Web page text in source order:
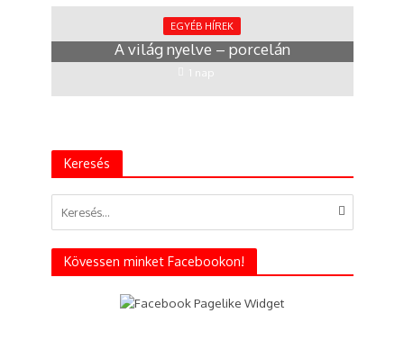
EGYÉB HÍREK
A világ nyelve – porcelán
1 nap
Keresés
Kövessen minket Facebookon!